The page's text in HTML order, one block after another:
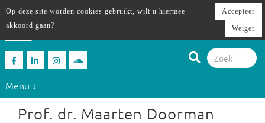
Menu ↓
Prof. dr. Maarten Doorman
Op deze site worden cookies gebruikt, wilt u hiermee
akkoord gaan?
Accepteer
Weiger